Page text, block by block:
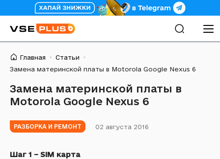
Главная
Статьи
Замена материнской платы в Motorola Google Nexus 6
Замена материнской платы в
Motorola Google Nexus 6
РАЗБОРКА И РЕМОНТ 02 августа 2016
Шаг 1 – SIM карта